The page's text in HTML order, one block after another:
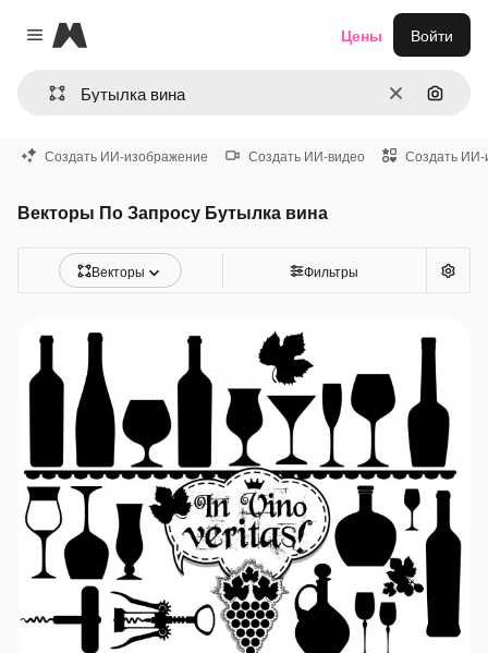
Close menu
Magnific
ОчиститьПоиск
Цены Войти
Создать ИИ-изображение Создать ИИ-видео Создать ИИ-
Векторы По Запросу Бутылка вина
Векторы Фильтры